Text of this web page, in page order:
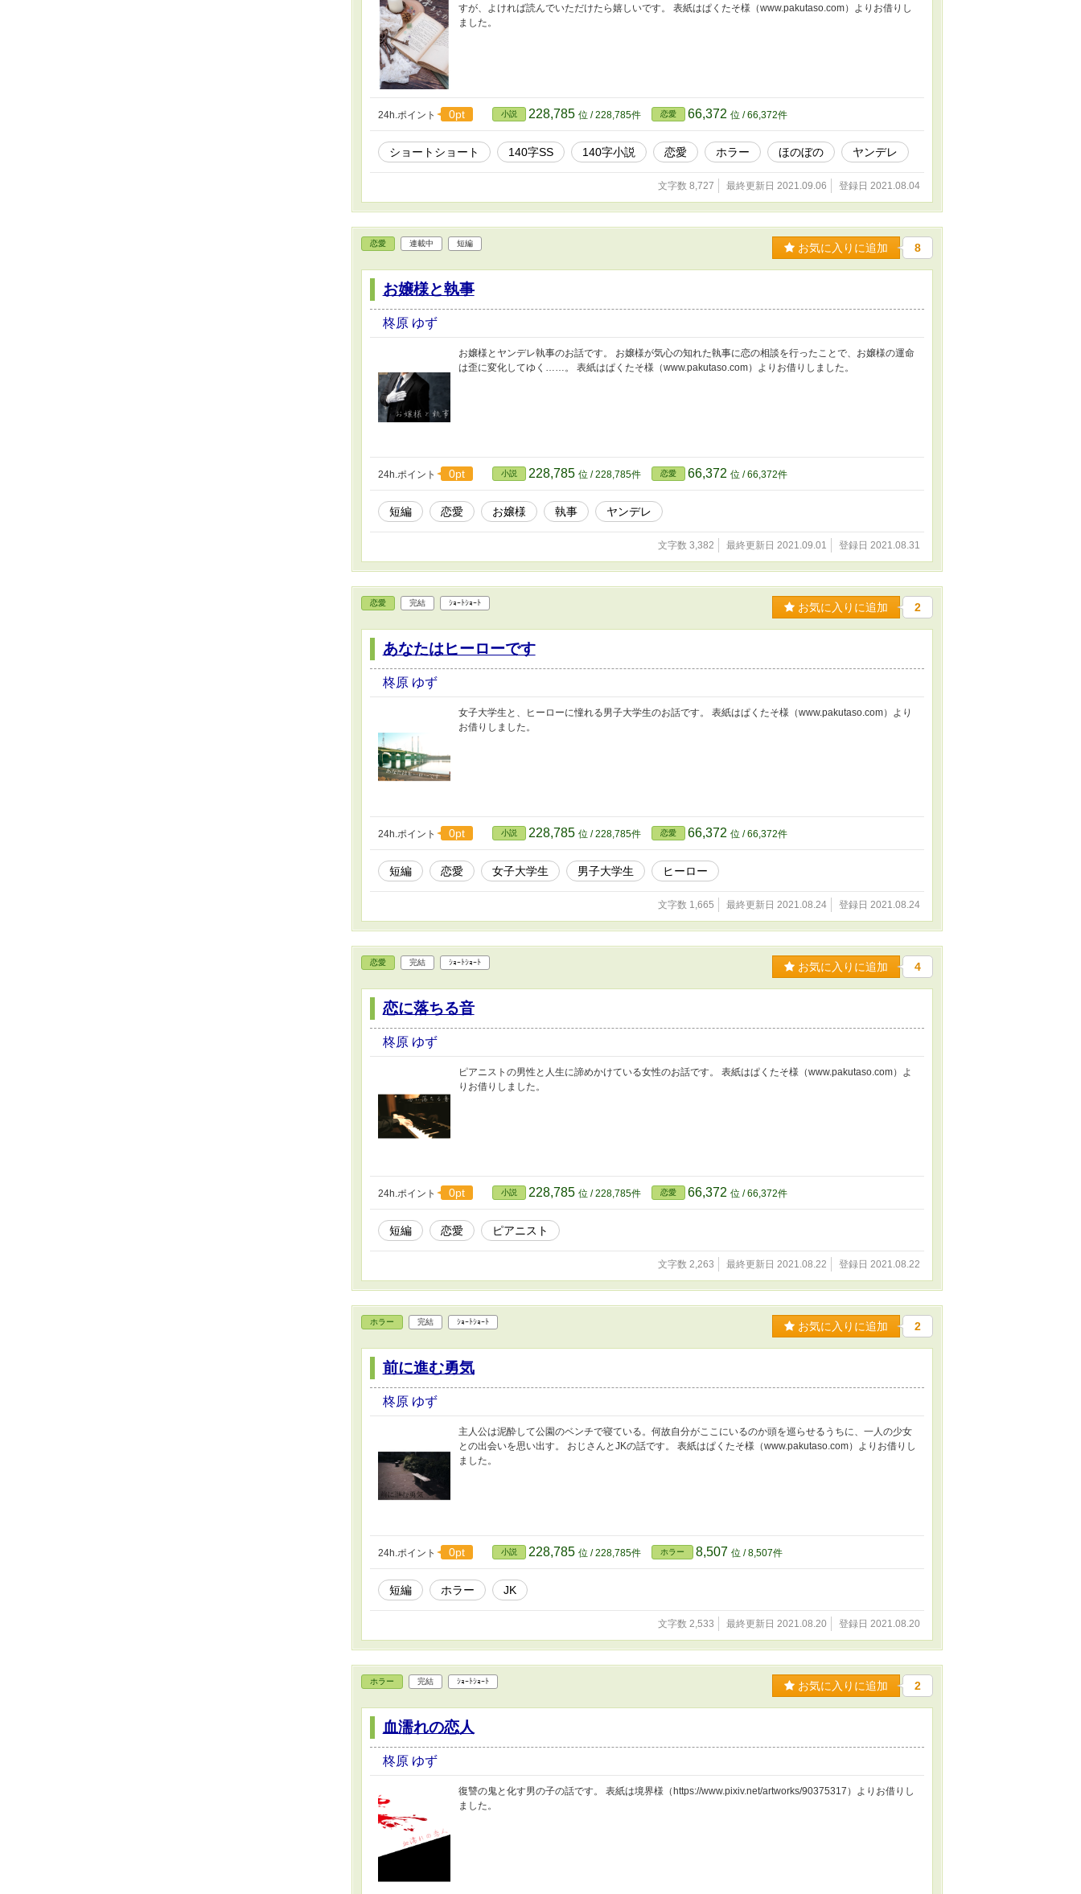
すが、よければ読んでいただけたら嬉しいです。 表紙はぱくたそ様（www.pakutaso.com）よりお借りし
ました。
24h.ポイント 0pt 小説 228,785 位 / 228,785件 恋愛 66,372 位 / 66,372件
ショートショート 140字SS 140字小説 恋愛 ホラー ほのぼの ヤンデレ
文字数 8,727 最終更新日 2021.09.06 登録日 2021.08.04
恋愛 連載中 短編 お気に入りに追加 8
お嬢様と執事
柊原 ゆず
お嬢様とヤンデレ執事のお話です。 お嬢様が気心の知れた執事に恋の相談を行ったことで、お嬢様の運命
は歪に変化してゆく……。 表紙はぱくたそ様（www.pakutaso.com）よりお借りしました。
24h.ポイント 0pt 小説 228,785 位 / 228,785件 恋愛 66,372 位 / 66,372件
短編 恋愛 お嬢様 執事 ヤンデレ
文字数 3,382 最終更新日 2021.09.01 登録日 2021.08.31
恋愛 完結 ｼｮｰﾄｼｮｰﾄ お気に入りに追加 2
あなたはヒーローです
柊原 ゆず
女子大学生と、ヒーローに憧れる男子大学生のお話です。 表紙はぱくたそ様（www.pakutaso.com）より
お借りしました。
24h.ポイント 0pt 小説 228,785 位 / 228,785件 恋愛 66,372 位 / 66,372件
短編 恋愛 女子大学生 男子大学生 ヒーロー
文字数 1,665 最終更新日 2021.08.24 登録日 2021.08.24
恋愛 完結 ｼｮｰﾄｼｮｰﾄ お気に入りに追加 4
恋に落ちる音
柊原 ゆず
ピアニストの男性と人生に諦めかけている女性のお話です。 表紙はぱくたそ様（www.pakutaso.com）よ
りお借りしました。
24h.ポイント 0pt 小説 228,785 位 / 228,785件 恋愛 66,372 位 / 66,372件
短編 恋愛 ピアニスト
文字数 2,263 最終更新日 2021.08.22 登録日 2021.08.22
ホラー 完結 ｼｮｰﾄｼｮｰﾄ お気に入りに追加 2
前に進む勇気
柊原 ゆず
主人公は泥酔して公園のベンチで寝ている。何故自分がここにいるのか頭を巡らせるうちに、一人の少女
との出会いを思い出す。 おじさんとJKの話です。 表紙はぱくたそ様（www.pakutaso.com）よりお借りし
ました。
24h.ポイント 0pt 小説 228,785 位 / 228,785件 ホラー 8,507 位 / 8,507件
短編 ホラー JK
文字数 2,533 最終更新日 2021.08.20 登録日 2021.08.20
ホラー 完結 ｼｮｰﾄｼｮｰﾄ お気に入りに追加 2
血濡れの恋人
柊原 ゆず
復讐の鬼と化す男の子の話です。 表紙は境界様（https://www.pixiv.net/artworks/90375317）よりお借りし
ました。